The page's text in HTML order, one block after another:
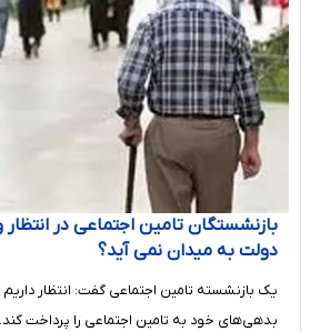
بازنشستگان تامین اجتماعی در انتظار
دولت به میدان نمی آید؟
یک بازنشسته تامین اجتماعی گفت: انتظار
بدهی‌های خود به تامین اجتماعی را پرداخت کند.